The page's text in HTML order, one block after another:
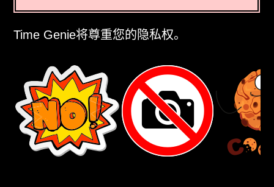
Time Genie将尊重您的隐私权。